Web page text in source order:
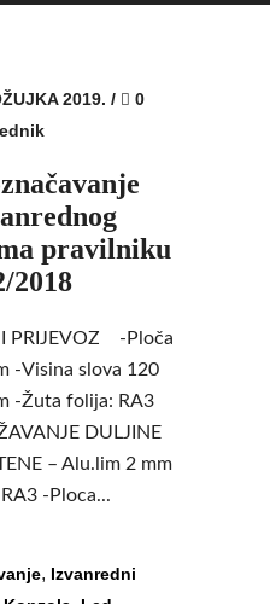
2019. /
0
pravilniku
2018
PRIJEVOZ -Ploča
-Visina slova 120
-Žuta folija: RA3
DULJINE
– Alu.lim 2 mm
-Ploca...
, Izvanredni